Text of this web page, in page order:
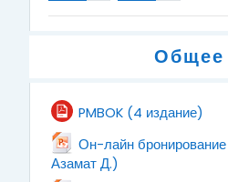
Общее
PMBOK (4 издание)
Он-лайн
Азамат Д.)